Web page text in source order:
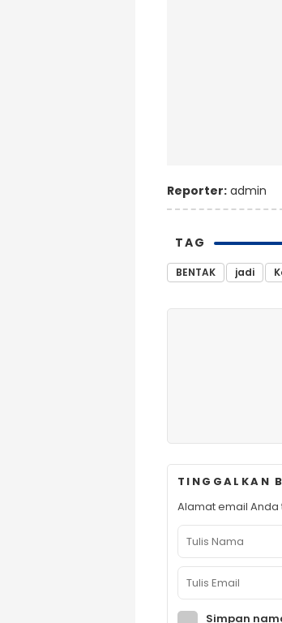
Reporter: admin
TAG
BENTAK jadi
TINGGALKAN
Alamat email
Simpan